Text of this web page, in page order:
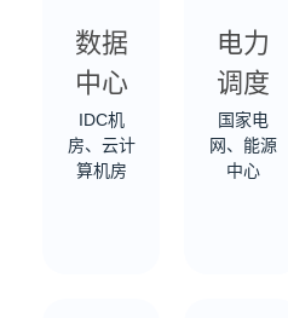
数据
中心
IDC机
房、云计
算机房
电力
调度
国家电
网、能源
中心